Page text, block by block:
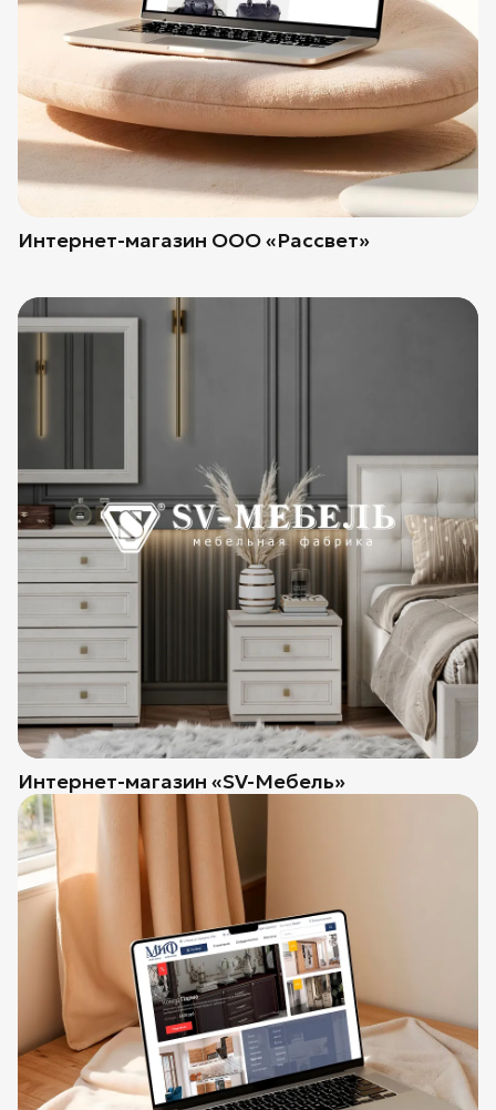
Интернет-магазин ООО «Рассвет»
Интернет-магазин «SV-Мебель»